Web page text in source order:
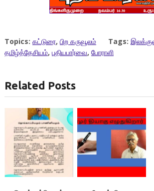
Topics: கட்டுரை, பிற கருவூலம் Tags:
தமிழ்த்தேசியம், புதியபார்வை, போராளி
Related Posts